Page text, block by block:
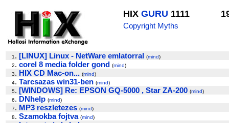
HIX GURU 1111
Copyright Myths
1 . [LINUX] Linux - NetWare emlatorral (mind)
2. corel 8 media folder gond (mind)
3. HIX CD Mac-on... (mind)
4. Tarcsazas win31-ben (mind)
5. [WINDOWS] Re: EPSON GQ-5000 , Star ZA-200 (mind)
6. DNhelp (mind)
7. MP3 reszletezes (mind)
8. Szamokba fojtva (mind)